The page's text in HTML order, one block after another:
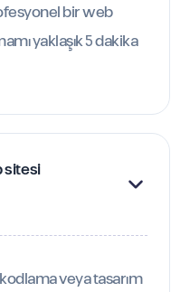
bir web
yaklaşık 5 dakika
sitesi
veya tasarım